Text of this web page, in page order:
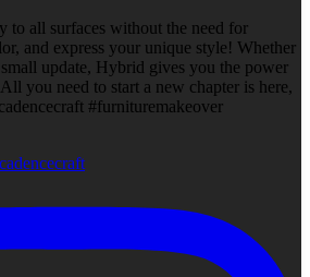
to all surfaces without the need for
and express your unique style! Whether
update, Hybrid gives you the power
you need to start a new chapter is here,
#furnituremakeover